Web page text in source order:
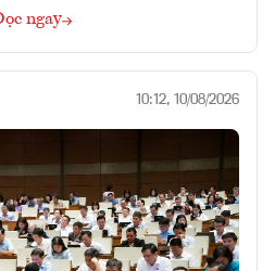
ngay
10:12, 10/08/2026